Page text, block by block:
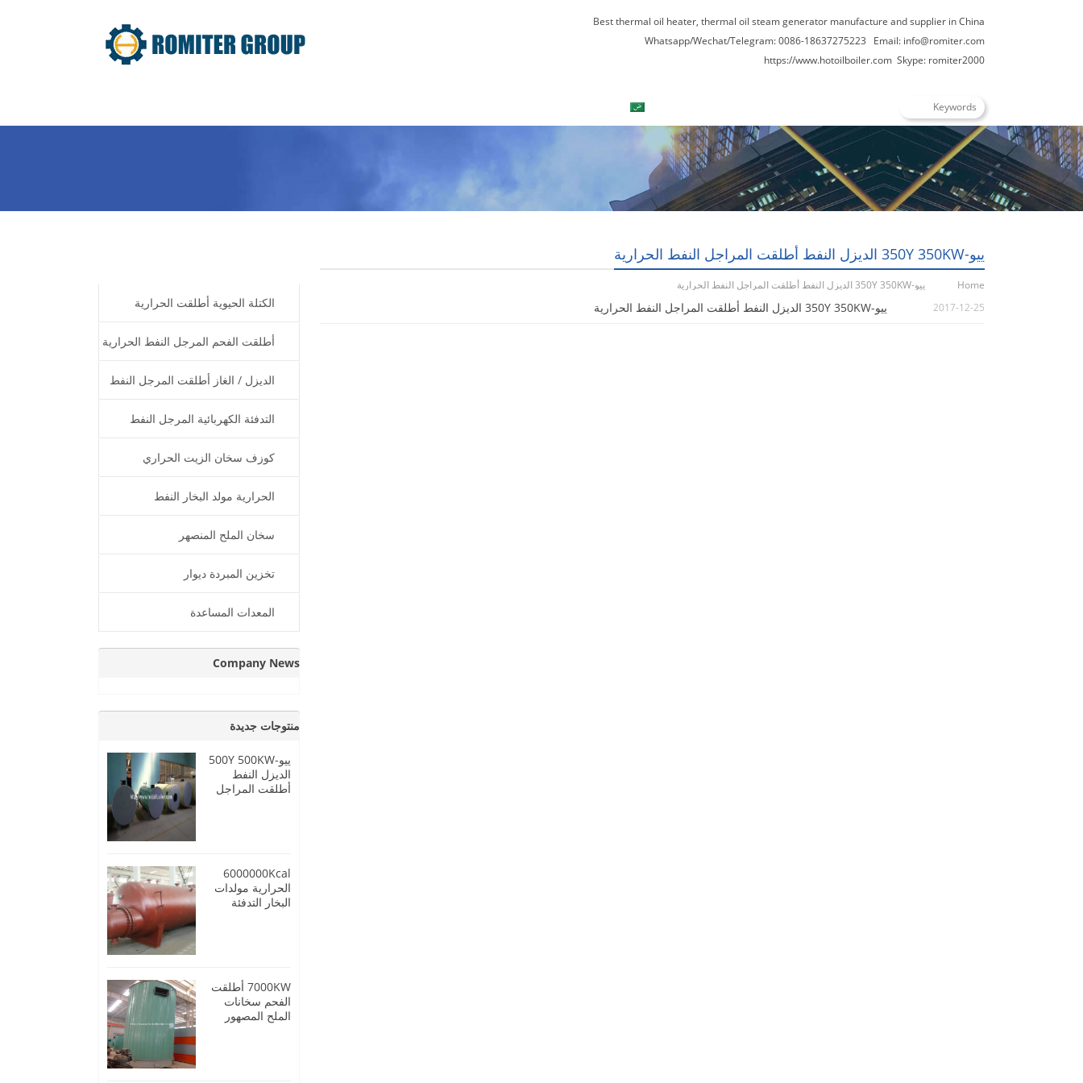
Best thermal oil heater, thermal oil steam generator manufacture and supplier in China
Whatsapp/Wechat/Telegram: 0086-18637275223 Email: info@romiter.com
https://www.hotoilboiler.com Skype: romiter2000
ييو-350Y 350KW الديزل النفط أطلقت المراجل النفط الحرارية
Home ييو-350Y 350KW الديزل النفط أطلقت المراجل النفط الحرارية
ييو-350Y 350KW الديزل النفط أطلقت المراجل النفط الحرارية 2017-12-25 الكتلة الحيوية أطلقت الحرارية
المرجل النفط
أطلقت الفحم المرجل النفط الحرارية
الديزل / الغاز أطلقت المرجل النفط
الحراريالتدفئة الكهربائية المرجل النفط
الحراريةكوزف سخان الزيت الحراري
الحرارية مولد البخار النفط
سخان الملح المنصهر
تخزين المبردة ديوار
المعدات المساعدة
Company News
منتوجات جديدة
ييو-500Y 500KW
الديزل النفط
أطلقت المراجل
6000000Kcal
الحرارية مولدات
البخار التدفئة
7000KW أطلقت
الفحم سخانات
الملح المصهور